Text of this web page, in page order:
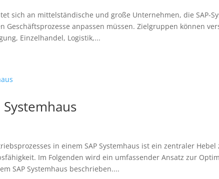
sich an mittelständische und große Unternehmen, die SAP-
Geschäftsprozesse anpassen müssen. Zielgruppen können
Einzelhandel, Logistik,...
Systemhaus
in einem SAP Systemhaus ist ein zentraler
Im Folgenden wird ein umfassender Ansatz zur
SAP Systemhaus beschrieben....